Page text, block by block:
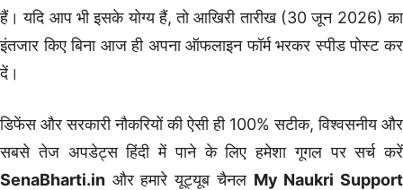
हैं। यदि आप भी इसके योग्य हैं, तो आखिरी तारीख (30 जून 2026) का
इंतजार किए बिना आज ही अपना ऑफलाइन फॉर्म भरकर स्पीड पोस्ट कर
दें।
डिफेंस और सरकारी नौकरियों की ऐसी ही 100% सटीक, विश्वसनीय और
सबसे तेज अपडेट्स हिंदी में पाने के लिए हमेशा गूगल पर सर्च करें
SenaBharti.in और हमारे यूट्यूब चैनल My Naukri Support